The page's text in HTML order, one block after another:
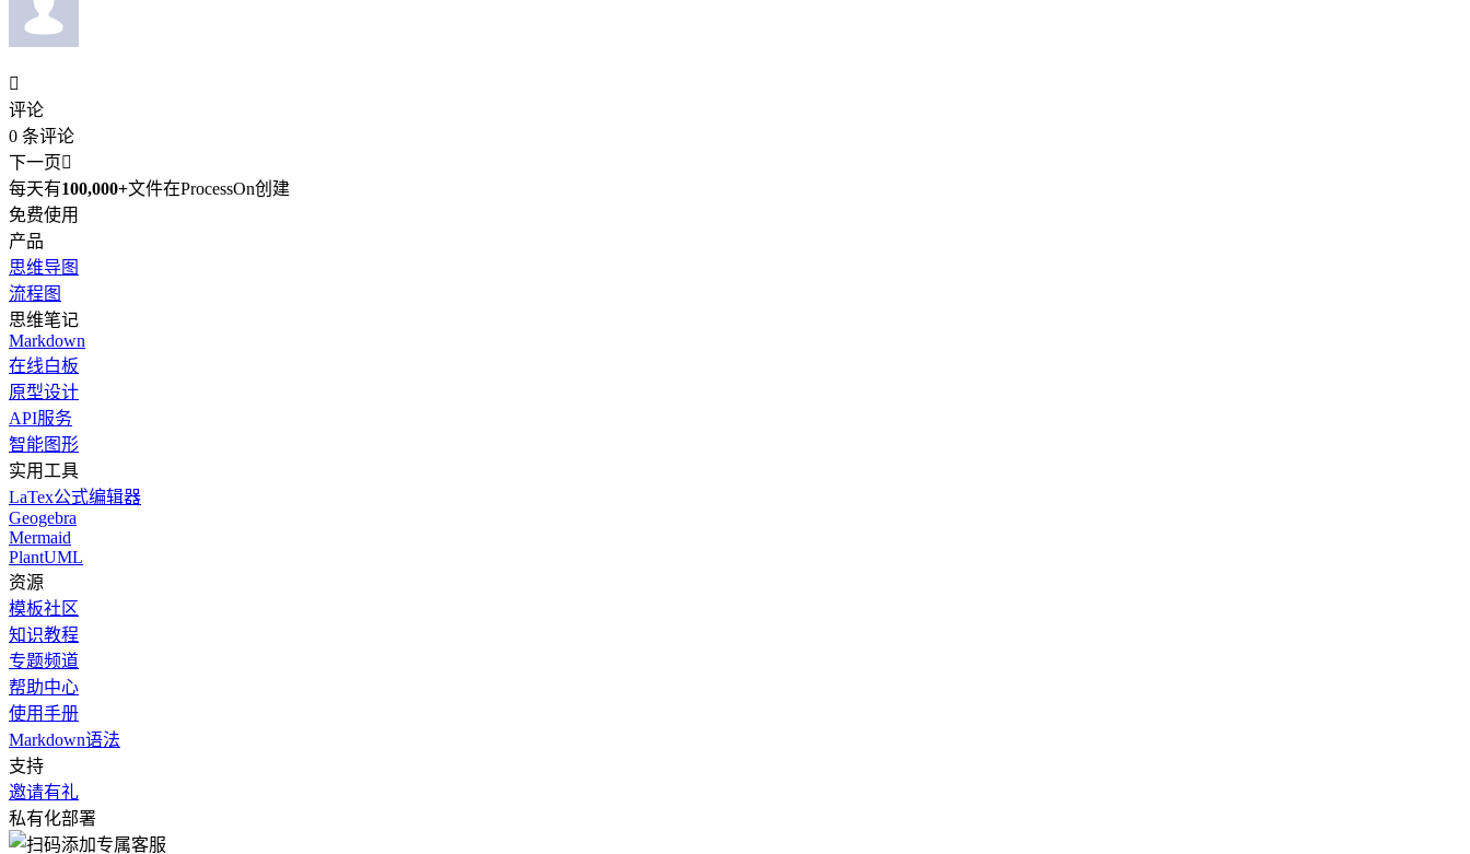

评论
0 条评论
下一页
每天有100,000+文件在ProcessOn创建
免费使用
产品
思维导图
流程图
思维笔记
Markdown
在线白板
原型设计
API服务
智能图形
实用工具
LaTex公式编辑器
Geogebra
Mermaid
PlantUML
资源
模板社区
知识教程
专题频道
帮助中心
使用手册
Markdown语法
支持
邀请有礼
私有化部署